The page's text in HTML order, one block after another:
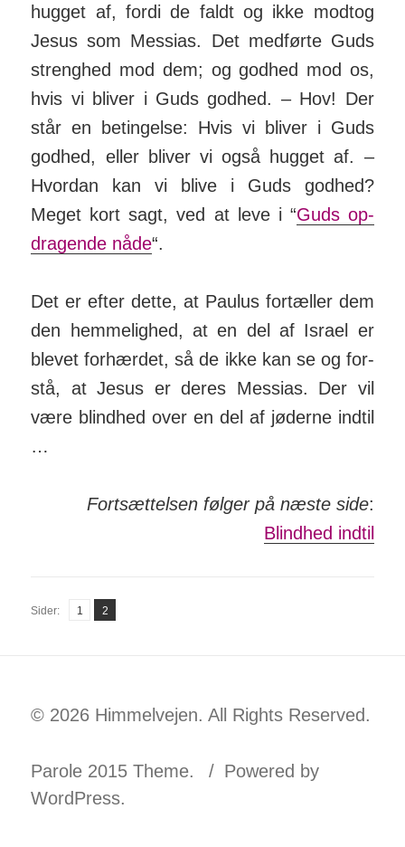
hugget af, fordi de faldt og ikke modtog
Jesus som Mes­sias. Det med­førte Guds
strenghed mod dem; og godhed mod os,
hvis vi bliver i Guds godhed. – Hov! Der
står en be­ting­else: Hvis vi bliver i Guds
godhed, eller bliver vi også hugget af. –
Hvordan kan vi blive i Guds godhed?
Meget kort sagt, ved at leve i “Guds op­
drag­ende nåde“.
Det er efter dette, at Paulus for­tæller dem
den hem­me­lighed, at en del af Israel er
blevet for­hærdet, så de ikke kan se og for­
stå, at Jesus er deres Mes­sias. Der vil
være blind­hed over en del af jø­derne indtil
…
Fort­sæt­telsen følger på næste side:
Blindhed indtil
Sider: Side
1 ,
Side
2
© 2026 Himmelvejen. All Rights Reserved.
Parole 2015 Theme.
Powered by
WordPress.